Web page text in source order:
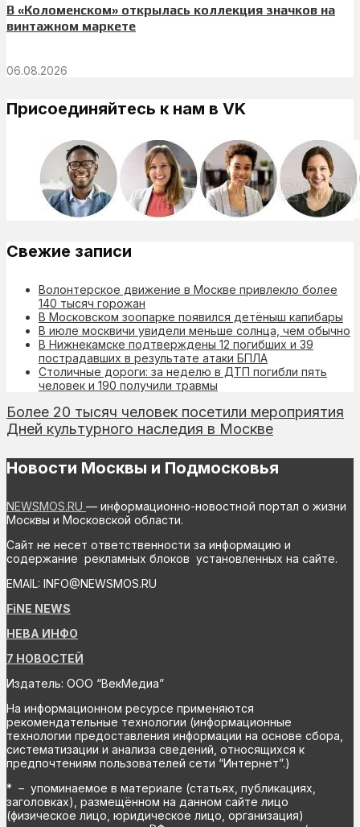
В «Коломенском» открылась коллекция значков на
винтажном маркете
06.08.2026
Присоединяйтесь к нам в VK
Свежие записи
Волонтерское движение в Москве привлекло более
140 тысяч горожан
В Московском зоопарке появился детёныш капибары
В июле москвичи увидели меньше солнца, чем обычно
В Нижнекамске подтверждены 12 погибших и 39
пострадавших в результате атаки БПЛА
Столичные дороги: за неделю в ДТП погибли пять
человек и 190 получили травмы
Более 20 тысяч человек посетили мероприятия
Дней культурного наследия в Москве
Новости Москвы и Подмосковья
NEWSMOS.RU — информационно-новостной портал о жизни
Москвы и Московской области.
Сайт не несет ответственности за информацию и
содержание рекламных блоков установленных на сайте.
EMAIL: INFO@NEWSMOS.RU
FiNE NEWS
НЕВА ИНФО
7 НОВОСТЕЙ
Издатель: ООО “ВекМедиа”
На информационном ресурсе применяются
рекомендательные технологии (информационные
технологии предоставления информации на основе сбора,
систематизации и анализа сведений, относящихся к
предпочтениям пользователей сети “Интернет”.)
* – упоминаемое в материале (статьях, публикациях,
заголовках), размещённом на данном сайте лицо
(физическое лицо, юридическое лицо, организация)